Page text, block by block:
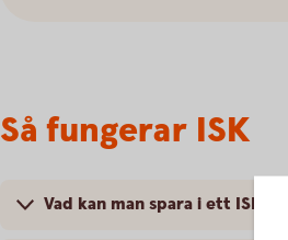
Så fungerar ISK
Vad kan man spara i ett ISK?